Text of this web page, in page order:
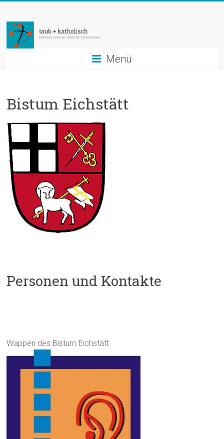
springen
taub
+
katholisch
in
Gebärdensprache
Menü
Bistum Eichstätt
Personen und Kontakte
Wappen des Bistum Eichstätt